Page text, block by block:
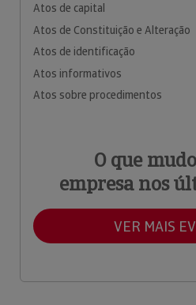
Atos de capital
Atos de Constituição e Alteração
Atos de identificação
Atos informativos
Atos sobre procedimentos
O que
empresa nos
VER MAIS